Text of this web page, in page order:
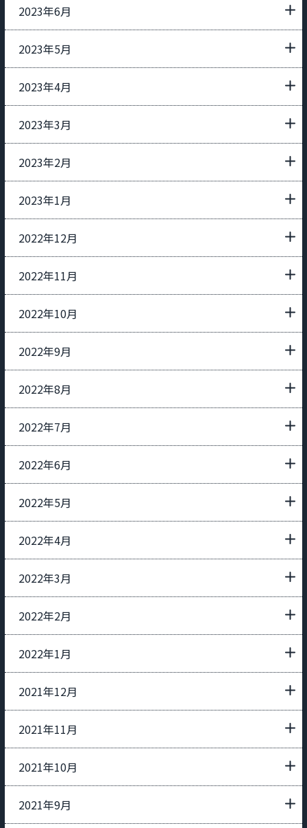
2023年6月
2023年5月
2023年4月
2023年3月
2023年2月
2023年1月
2022年12月
2022年11月
2022年10月
2022年9月
2022年8月
2022年7月
2022年6月
2022年5月
2022年4月
2022年3月
2022年2月
2022年1月
2021年12月
2021年11月
2021年10月
2021年9月